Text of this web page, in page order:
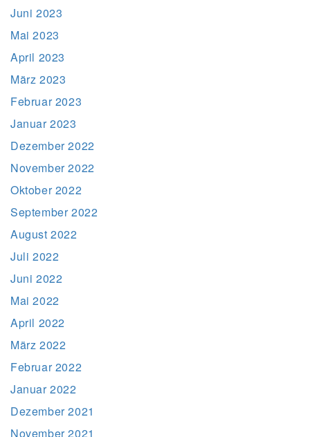
Juni 2023
Mai 2023
April 2023
März 2023
Februar 2023
Januar 2023
Dezember 2022
November 2022
Oktober 2022
September 2022
August 2022
Juli 2022
Juni 2022
Mai 2022
April 2022
März 2022
Februar 2022
Januar 2022
Dezember 2021
November 2021